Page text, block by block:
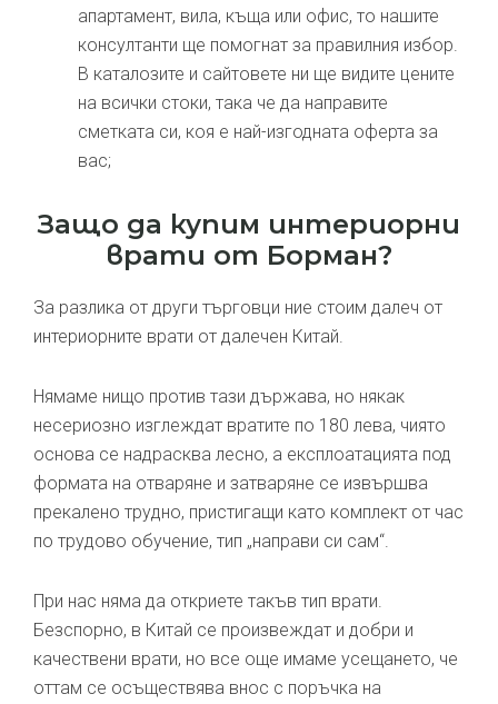
апартамент, вила, къща или офис, то нашите
консултанти ще помогнат за правилния избор.
В каталозите и сайтовете ни ще видите цените
на всички стоки, така че да направите
сметката си, коя е най-изгодната оферта за
вас;
Защо да купим интериорни
врати от Борман?
За разлика от други търговци ние стоим далеч от
интериорните врати от далечен Китай.
Нямаме нищо против тази държава, но някак
несериозно изглеждат вратите по 180 лева, чиято
основа се надрасква лесно, а експлоатацията под
формата на отваряне и затваряне се извършва
прекалено трудно, пристигащи като комплект от час
по трудово обучение, тип „направи си сам“.
При нас няма да откриете такъв тип врати.
Безспорно, в Китай се произвеждат и добри и
качествени врати, но все още имаме усещането, че
оттам се осъществява внос с поръчка на